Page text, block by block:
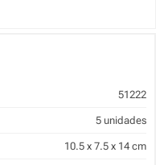
51222
5 unidades
10.5 x 7.5 x 14 cm